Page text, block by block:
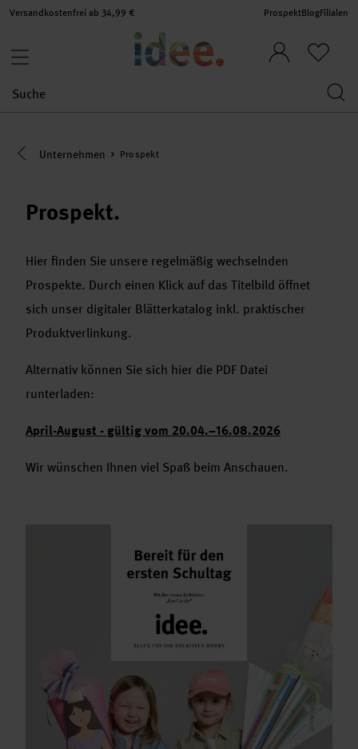
Versandkostenfrei ab 34,99 € ProspektBlogFilialen
Eine Kategorie zurück navigieren
Unternehmen Prospekt
Prospekt.
Hier finden Sie unsere regelmäßig wechselnden
Prospekte. Durch einen Klick auf das Titelbild öffnet
sich unser digitaler Blätterkatalog inkl. praktischer
Produktverlinkung.
Alternativ können Sie sich hier die PDF Datei
runterladen:
April-August - gültig vom 20.04.–16.08.2026
Wir wünschen Ihnen viel Spaß beim Anschauen.